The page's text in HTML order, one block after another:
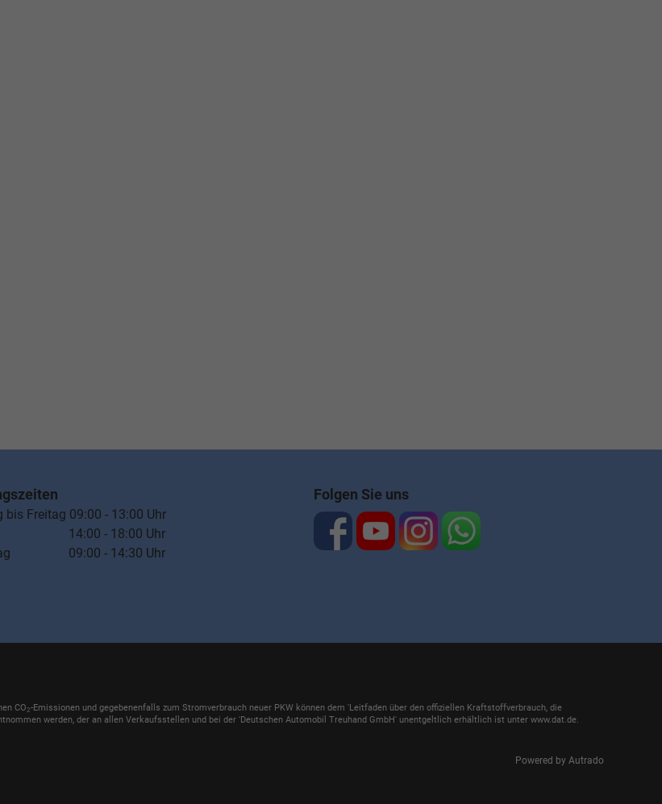
bis Freitag 09:00 - 13:00 Uhr
- 18:00 Uhr
09:00 - 14:30 Uhr
Folgen Sie uns
CO2-Emissionen und gegebenenfalls zum Stromverbrauch neuer PKW können dem 'Leitfaden über den offiziellen Kraftstoffverbrauch, die
werden, der an allen Verkaufsstellen und bei der 'Deutschen Automobil Treuhand GmbH' unentgeltlich erhältlich ist unter www.dat.de.
Powered by Autrado